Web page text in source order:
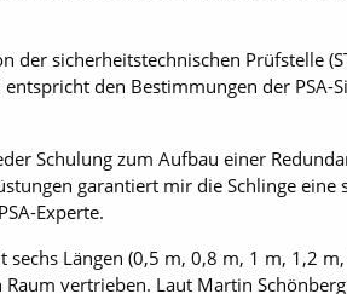
der sicherheitstechnischen Prüfstelle
den Bestimmungen der
Schulung zum Aufbau einer
garantiert mir die Schlinge
Experte.
sechs Längen (0,5 m, 0,8 m, 1 m, 1,2
vertrieben. Laut Martin